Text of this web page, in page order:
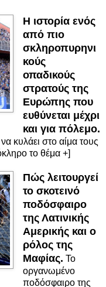
Η ιστορία ενός
από πιο
σκληροπυρηνι
κούς
οπαδικούς
στρατούς της
Ευρώπης που
ευθύνεται μέχρι
και για πόλεμο.
κυλάει στο αίμα τους
το θέμα +]
Πώς λειτουργεί
το σκοτεινό
ποδόσφαιρο
της Λατινικής
Αμερικής και ο
ρόλος της
Μαφίας. Το
οργανωμένο
ποδόσφαιρο της